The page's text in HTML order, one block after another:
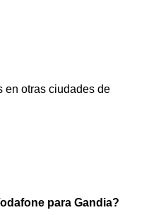
en otras ciudades de
para Gandia?